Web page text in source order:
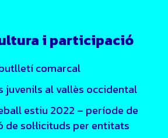
i participació
comarcal
juvenils al vallès occidental
estiu 2022 – període de
de sol·licituds per entitats